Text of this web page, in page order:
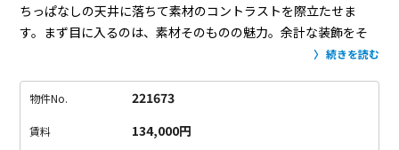
ちっぱなしの天井に落ちて素材のコントラストを際立たせま
す。まず目に入るのは、素材そのものの魅力。余計な装飾をそ
ぎ落とした無骨さが、暮らしの道具や家具を自然と引き立てま
から歩ける距離で、通勤や外出も気軽です。帰り道にコンビニ
ーズ。近隣の富士見公園は散歩や気分転換にちょうどいい緑の
続きを読む
物件No. 221673
賃料 134,000円